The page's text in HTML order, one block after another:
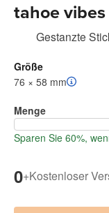
tahoe vibes
Gestanzte
Größe
76 × 58 mm
Menge
Sparen Sie 60%,
0+Kostenloser